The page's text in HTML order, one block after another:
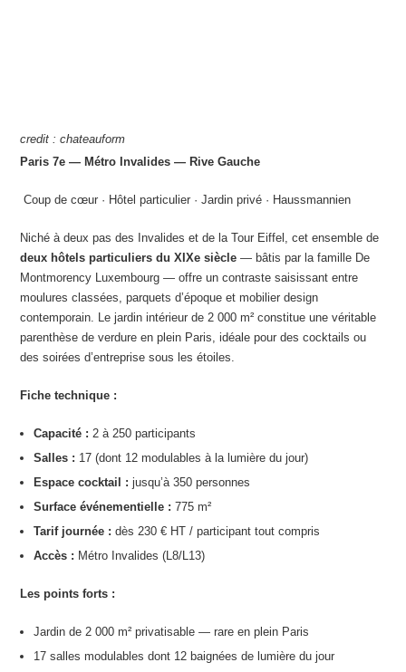
credit : chateauform
Paris 7e — Métro Invalides — Rive Gauche
️ Coup de cœur · Hôtel particulier · Jardin privé · Haussmannien
Niché à deux pas des Invalides et de la Tour Eiffel, cet ensemble de
deux hôtels particuliers du XIXe siècle — bâtis par la famille De
Montmorency Luxembourg — offre un contraste saisissant entre
moulures classées, parquets d’époque et mobilier design
contemporain. Le jardin intérieur de 2 000 m² constitue une véritable
parenthèse de verdure en plein Paris, idéale pour des cocktails ou
des soirées d’entreprise sous les étoiles.
Fiche technique :
Capacité : 2 à 250 participants
Salles : 17 (dont 12 modulables à la lumière du jour)
Espace cocktail : jusqu’à 350 personnes
Surface événementielle : 775 m²
Tarif journée : dès 230 € HT / participant tout compris
Accès : Métro Invalides (L8/L13)
Les points forts :
Jardin de 2 000 m² privatisable — rare en plein Paris
17 salles modulables dont 12 baignées de lumière du jour